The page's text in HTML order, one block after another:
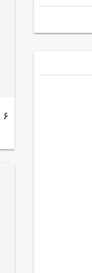
۶ سرباز در مصر کشته شدند